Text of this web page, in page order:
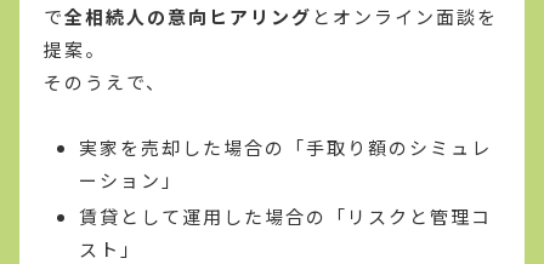
で全相続人の意向ヒアリング とオンライン面談を
提案。
そのうえで、
実家を売却した場合の「手取り額のシミュレ
ーション」
賃貸として運用した場合の「リスクと管理コ
スト」